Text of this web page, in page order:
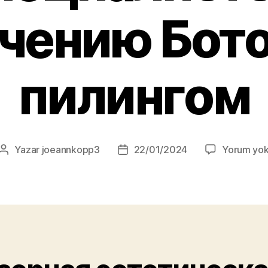
пилингом
Yazının
Yazar joeannkopp3
Yazı22/01/2024 Yorum